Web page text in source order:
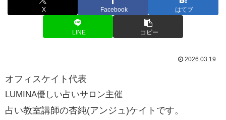
X Facebook はてブ
LINE コピー
2026.03.19
オフィスケイト代表
LUMINA優しい占いサロン主催
占い教室講師の杏純(アンジュ)ケイトです。